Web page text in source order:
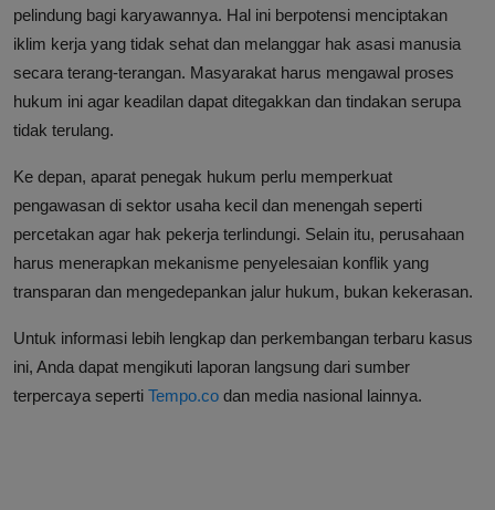
pelindung bagi karyawannya. Hal ini berpotensi menciptakan
iklim kerja yang tidak sehat dan melanggar hak asasi manusia
secara terang-terangan. Masyarakat harus mengawal proses
hukum ini agar keadilan dapat ditegakkan dan tindakan serupa
tidak terulang.
Ke depan, aparat penegak hukum perlu memperkuat
pengawasan di sektor usaha kecil dan menengah seperti
percetakan agar hak pekerja terlindungi. Selain itu, perusahaan
harus menerapkan mekanisme penyelesaian konflik yang
transparan dan mengedepankan jalur hukum, bukan kekerasan.
Untuk informasi lebih lengkap dan perkembangan terbaru kasus
ini, Anda dapat mengikuti laporan langsung dari sumber
terpercaya seperti Tempo.co dan media nasional lainnya.